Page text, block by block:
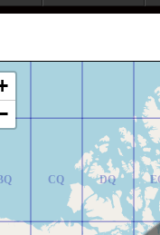
CQ
CR
DQ
DR